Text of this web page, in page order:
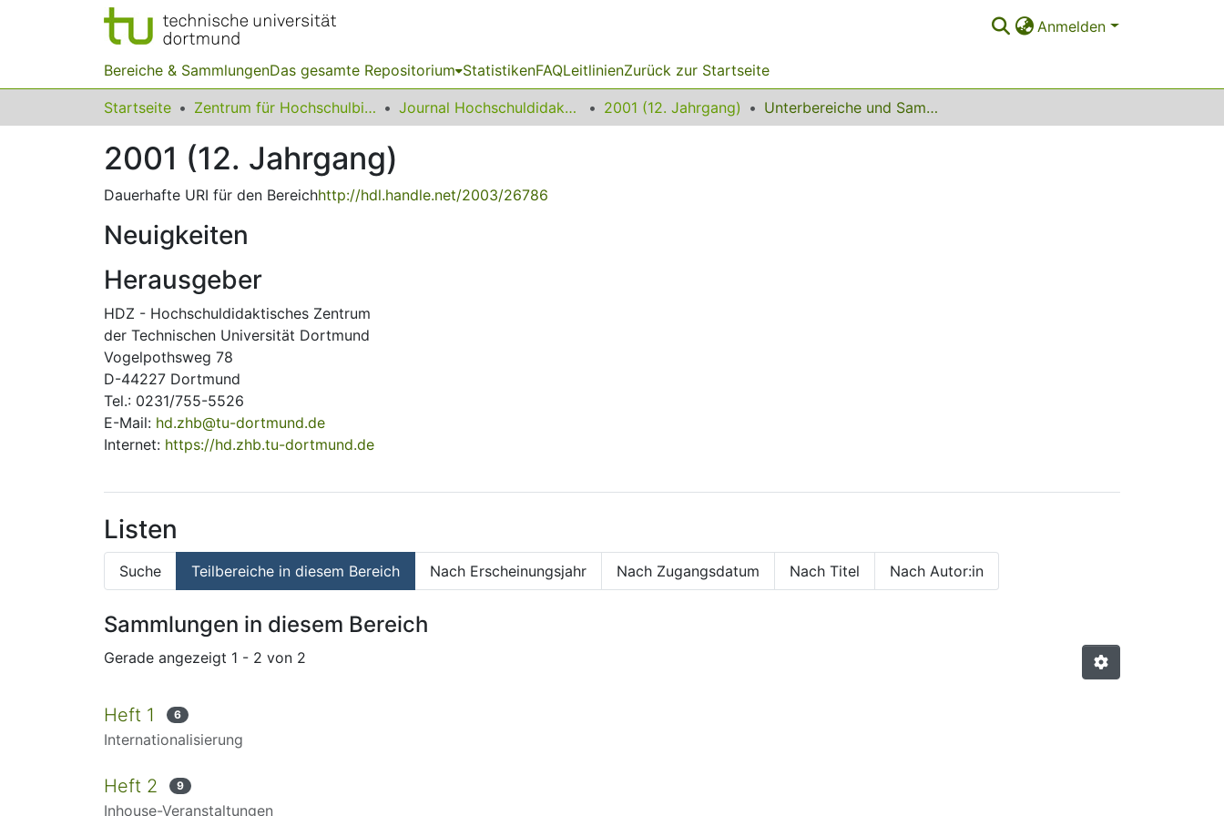
Anmelden
Bereiche & SammlungenDas gesamte Repositorium StatistikenFAQLeitlinienZurück zur Startseite
Startseite Zentrum für Hochschulbildung (zhb) Journal Hochschuldidaktik 2001 (12. Jahrgang) Unterbereiche und Sammlungen
2001 (12. Jahrgang)
Dauerhafte URI für den Bereichhttp://hdl.handle.net/2003/26786
Neuigkeiten
Herausgeber
HDZ - Hochschuldidaktisches Zentrum
der Technischen Universität Dortmund
Vogelpothsweg 78
D-44227 Dortmund
Tel.: 0231/755-5526
E-Mail: hd.zhb@tu-dortmund.de
Internet: https://hd.zhb.tu-dortmund.de
Listen
Suche Teilbereiche in diesem Bereich Nach Erscheinungsjahr Nach Zugangsdatum Nach Titel Nach Autor:in
Sammlungen in diesem Bereich
Gerade angezeigt 1 - 2 von 2
Heft 1 6
Internationalisierung
Heft 2 9
Inhouse-Veranstaltungen